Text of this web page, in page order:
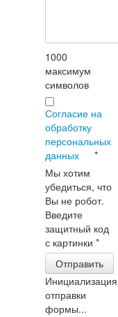
1000
максимум
символов
Согласие на
обработку
персональных
данных
*
Мы хотим
убедиться, что
Вы не робот.
Введите
защитный код
с картинки*
Отправить
Инициализация
отправки
формы...